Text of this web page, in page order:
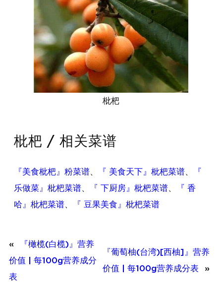
枇杷
枇杷 / 相关菜谱
『美食枇杷』粉菜谱、 『 美食天下』枇杷菜谱、
『
乐做菜』枇杷菜谱、 『 下厨房』枇杷菜谱、
『 香
哈』枇杷菜谱、 『 豆果美食』枇杷菜谱
«
『橄榄(白榄)』营养
价值 | 每100g营养成分
表
『葡萄柚(台湾)[西柚]』营养
价值 | 每100g营养成分表
»